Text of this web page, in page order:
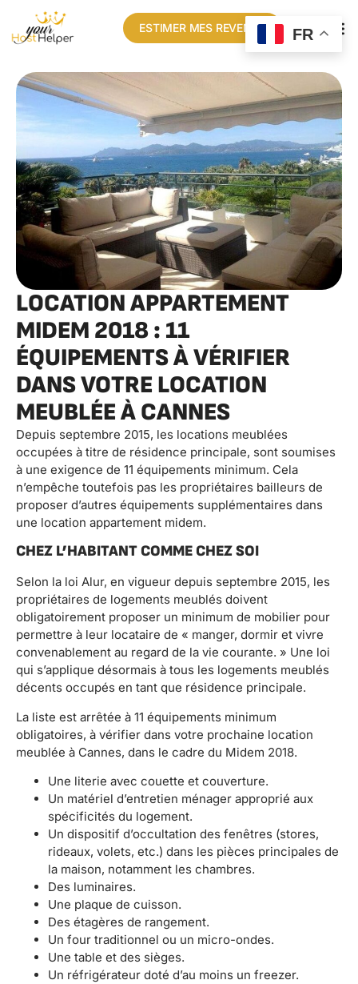
ESTIMER MES REVENUS
LOCATION APPARTEMENT
MIDEM 2018 : 11
ÉQUIPEMENTS À VÉRIFIER
DANS VOTRE LOCATION
MEUBLÉE À CANNES
Depuis septembre 2015, les locations meublées
occupées à titre de résidence principale, sont soumises
à une exigence de 11 équipements minimum. Cela
n’empêche toutefois pas les propriétaires bailleurs de
proposer d’autres équipements supplémentaires dans
une location appartement midem.
CHEZ L’HABITANT COMME CHEZ SOI
Selon la loi Alur, en vigueur depuis septembre 2015, les
propriétaires de logements meublés doivent
obligatoirement proposer un minimum de mobilier pour
permettre à leur locataire de « manger, dormir et vivre
convenablement au regard de la vie courante. » Une loi
qui s’applique désormais à tous les logements meublés
décents occupés en tant que résidence principale.
La liste est arrêtée à 11 équipements minimum
obligatoires, à vérifier dans votre prochaine location
meublée à Cannes, dans le cadre du Midem 2018.
Une literie avec couette et couverture.
Un matériel d’entretien ménager approprié aux
spécificités du logement.
Un dispositif d’occultation des fenêtres (stores,
rideaux, volets, etc.) dans les pièces principales de
la maison, notamment les chambres.
Des luminaires.
Une plaque de cuisson.
Des étagères de rangement.
Un four traditionnel ou un micro-ondes.
Une table et des sièges.
Un réfrigérateur doté d’au moins un freezer.
FR